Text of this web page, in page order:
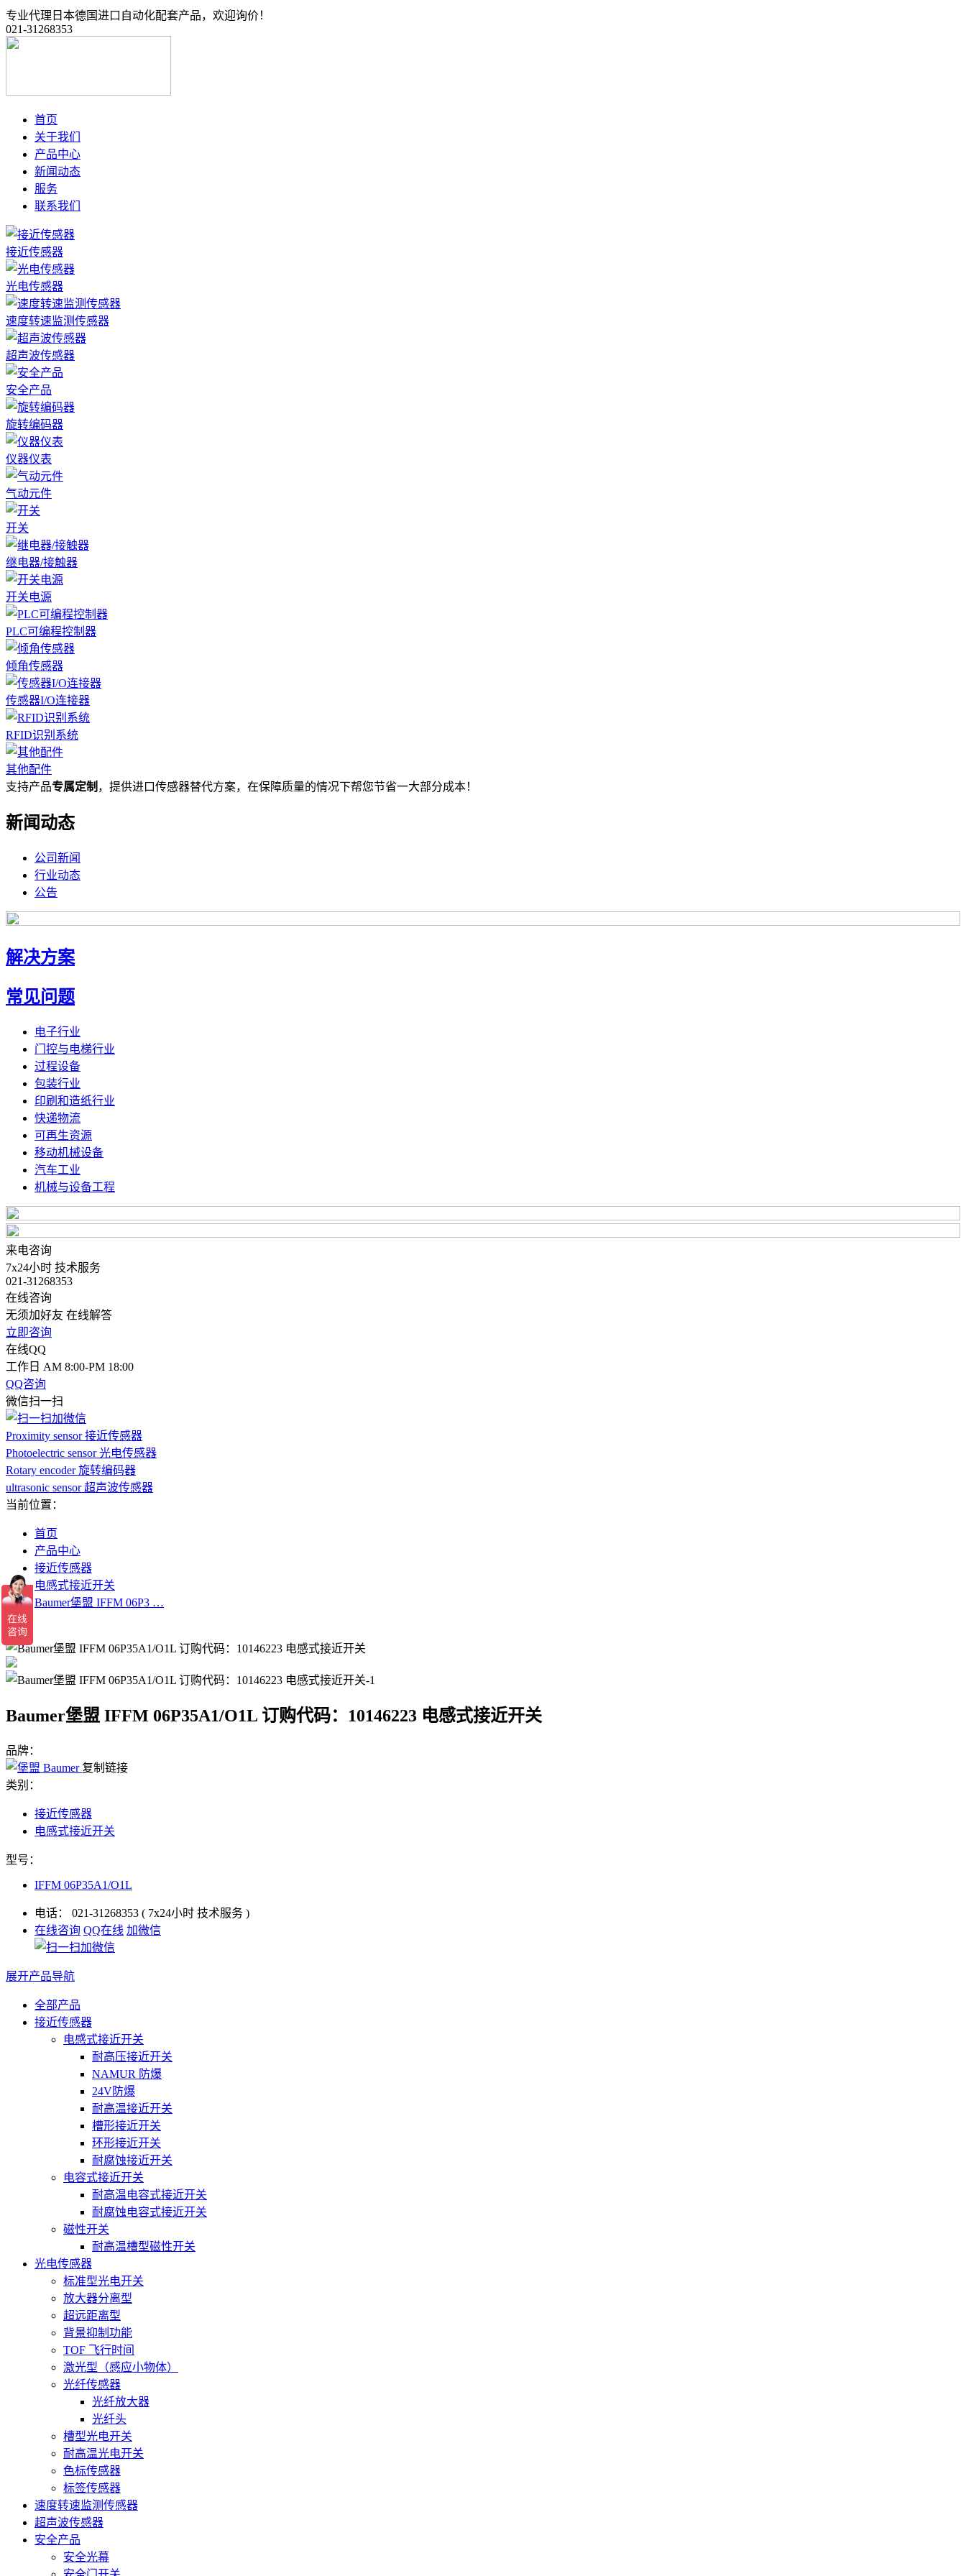
专业代理日本德国进口自动化配套产品，欢迎询价！
021-31268353
首页
关于我们
产品中心
新闻动态
服务
联系我们
接近传感器
光电传感器
速度转速监测传感器
超声波传感器
安全产品
旋转编码器
仪器仪表
气动元件
开关
继电器/接触器
开关电源
PLC可编程控制器
倾角传感器
传感器I/O连接器
RFID识别系统
其他配件
支持产品专属定制 ，提供进口传感器替代方案，在保障质量的情况下帮您节省一大部分成本！
新闻动态
公司新闻
行业动态
公告
解决方案
常见问题
电子行业
门控与电梯行业
过程设备
包装行业
印刷和造纸行业
快递物流
可再生资源
移动机械设备
汽车工业
机械与设备工程
来电咨询
7x24小时 技术服务
021-31268353
在线咨询
无须加好友 在线解答
立即咨询
在线QQ
工作日 AM 8:00-PM 18:00
QQ咨询
微信扫一扫
Proximity sensor 接近传感器
Photoelectric sensor 光电传感器
Rotary encoder 旋转编码器
ultrasonic sensor 超声波传感器
当前位置：
首页
产品中心
接近传感器
电感式接近开关
Baumer堡盟 IFFM 06P3 …
返回
Baumer堡盟 IFFM 06P35A1/O1L 订购代码：10146223 电感式接近开关
品牌：
复制链接
类别：
接近传感器
电感式接近开关
型号：
IFFM 06P35A1/O1L
电话： 021-31268353 ( 7x24小时 技术服务 )
在线咨询 QQ在线 加微信
展开产品导航
全部产品
接近传感器
电感式接近开关
耐高压接近开关
NAMUR 防爆
24V防爆
耐高温接近开关
槽形接近开关
环形接近开关
耐腐蚀接近开关
电容式接近开关
耐高温电容式接近开关
耐腐蚀电容式接近开关
磁性开关
耐高温槽型磁性开关
光电传感器
标准型光电开关
放大器分离型
超远距离型
背景抑制功能
TOF 飞行时间
激光型（感应小物体）
光纤传感器
光纤放大器
光纤头
槽型光电开关
耐高温光电开关
色标传感器
标签传感器
速度转速监测传感器
超声波传感器
安全产品
安全光幕